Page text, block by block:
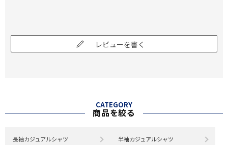
レビューを書く
CATEGORY
商品を絞る
長袖カジュアルシャツ 半袖カジュアルシャツ